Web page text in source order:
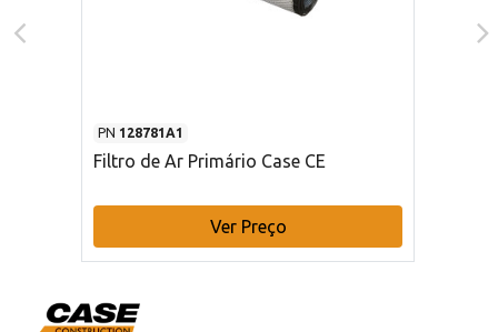
PN 128781A1
Filtro de Ar Primário Case CE
Ver Preço